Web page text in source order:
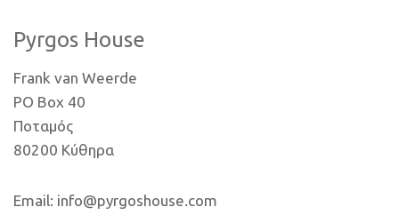
Pyrgos House
Frank van Weerde
PO Box 40
Ποταμός
80200 Κύθηρα
Email: info@pyrgoshouse.com